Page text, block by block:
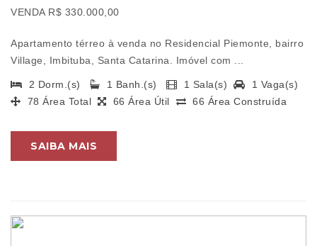
VENDA R$ 330.000,00
Apartamento térreo à venda no Residencial Piemonte, bairro
Village, Imbituba, Santa Catarina. Imóvel com ...
2 Dorm.(s) 1 Banh.(s) 1 Sala(s)
1 Vaga(s)
78 Área Total
66 Área Útil 66 Área Construída
SAIBA MAIS